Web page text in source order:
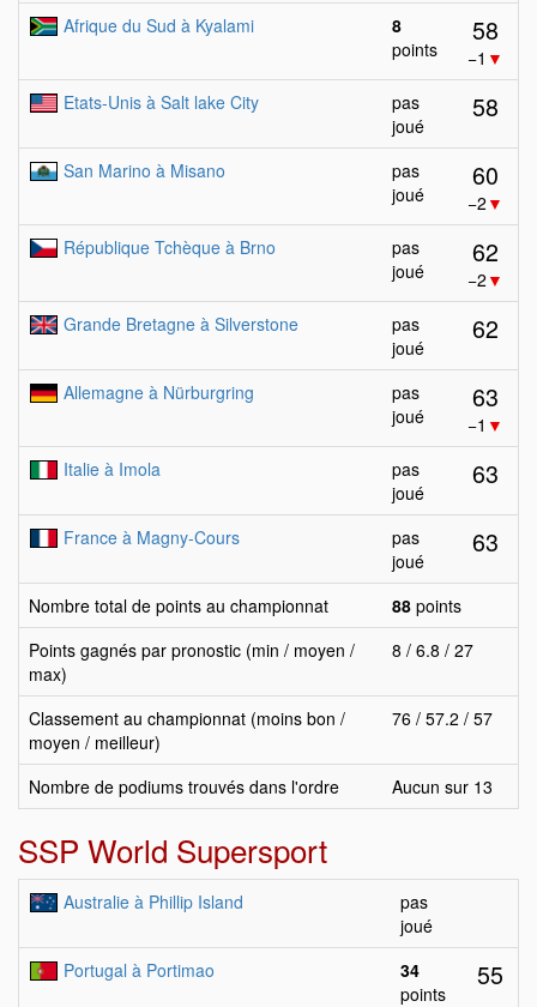
Afrique du Sud à Kyalami
8
points
58
−1 ▼
Etats-Unis à Salt lake City
pas
joué
58
San Marino à Misano
pas
joué
60
−2 ▼
République Tchèque à Brno
pas
joué
62
−2 ▼
Grande Bretagne à Silverstone
pas
joué
62
Allemagne à Nürburgring
pas
joué
63
−1 ▼
Italie à Imola
pas
joué
63
France à Magny-Cours
pas
joué
63
Nombre total de points au championnat 88 points
Points gagnés par pronostic (min / moyen /
max)
8 / 6.8 / 27
Classement au championnat (moins bon /
moyen / meilleur)
76 / 57.2 / 57
Nombre de podiums trouvés dans l'ordre Aucun sur 13
SSP World Supersport
Australie à Phillip Island
pas
joué
Portugal à Portimao
34
points
55